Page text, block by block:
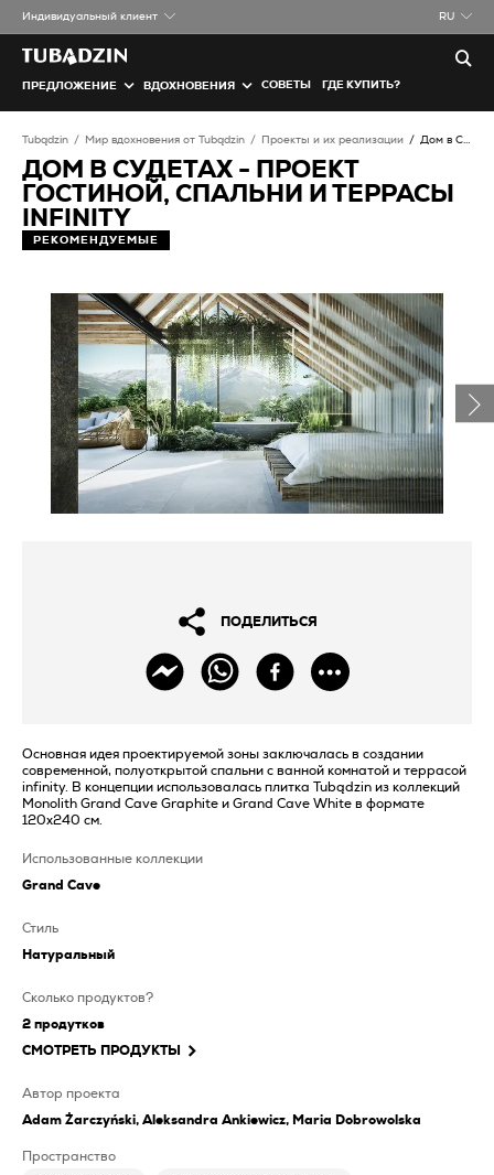
Индивидуальный клиент RU
ПРЕДЛОЖЕНИЕ ВДОХНОВЕНИЯ СОВЕТЫ ГДЕ КУПИТЬ?
Tubądzin Мир вдохновения от Tubądzin Проекты и их реализации Дом в Судетах - проект гостиной, спальни и террасы infinity
ДОМ В СУДЕТАХ - ПРОЕКТ
ГОСТИНОЙ, СПАЛЬНИ И ТЕРРАСЫ
INFINITY
РЕКОМЕНДУЕМЫЕ
ПОДЕЛИТЬСЯ
Основная идея проектируемой зоны заключалась в создании
современной, полуоткрытой спальни с ванной комнатой и террасой
infinity. В концепции использовалась плитка Tubądzin из коллекций
Monolith Grand Cave Graphite и Grand Cave White в формате
120x240 см.
Использованные коллекции
Grand Cave
Стиль
Натуральный
Сколько продуктов?
2 продутков
СМОТРЕТЬ ПРОДУКТЫ
Автор проекта
Adam Żarczyński, Aleksandra Ankiewicz, Maria Dobrowolska
Пространство